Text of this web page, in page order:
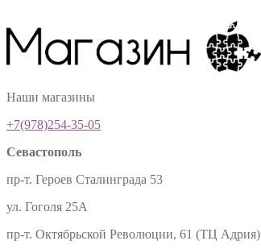
Наши магазины
+7(978)254-35-05
Севастополь
пр-т. Героев Сталинграда 53
ул. Гоголя 25А
пр-т. Октябрьской Революции, 61 (ТЦ Адрия)